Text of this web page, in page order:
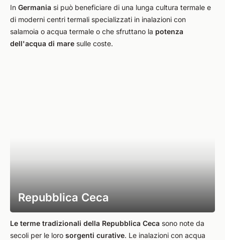
In Germania si può beneficiare di una lunga cultura termale e
di moderni centri termali specializzati in inalazioni con
salamoia o acqua termale o che sfruttano la potenza
dell'acqua di mare sulle coste.
Repubblica Ceca
Le terme tradizionali della Repubblica Ceca sono note da
secoli per le loro sorgenti curative. Le inalazioni con acqua